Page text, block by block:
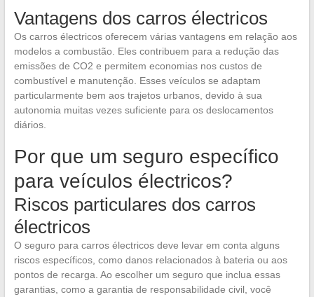
Vantagens dos carros électricos
Os carros électricos oferecem várias vantagens em relação aos
modelos a combustão. Eles contribuem para a redução das
emissões de CO2 e permitem economias nos custos de
combustível e manutenção. Esses veículos se adaptam
particularmente bem aos trajetos urbanos, devido à sua
autonomia muitas vezes suficiente para os deslocamentos
diários.
Por que um seguro específico
para veículos électricos?
Riscos particulares dos carros
électricos
O seguro para carros électricos deve levar em conta alguns
riscos específicos, como danos relacionados à bateria ou aos
pontos de recarga. Ao escolher um seguro que inclua essas
garantias, como a garantia de responsabilidade civil, você